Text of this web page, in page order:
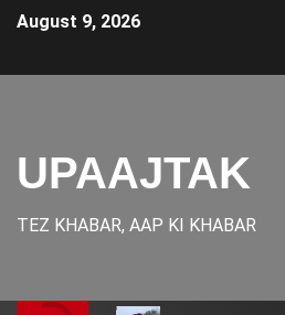
August 9, 2026
UPAAJTAK
TEZ KHABAR, AAP KI KHABAR